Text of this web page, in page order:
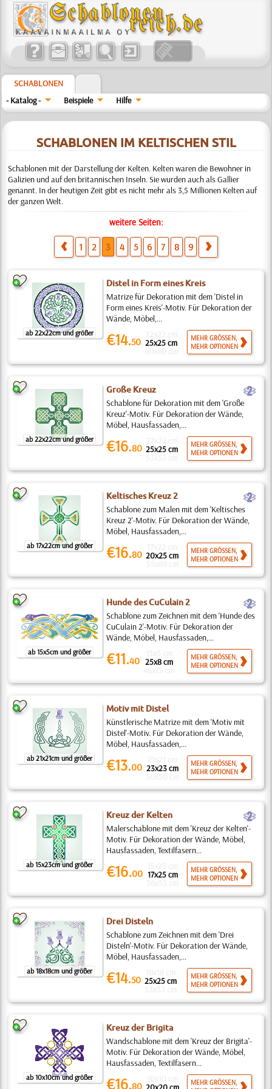
SCHABLONEN
- Katalog -
Beispiele Hilfe
SCHABLONEN IM KELTISCHEN STIL
Schablonen mit der Darstellung der Kelten. Kelten waren die Bewohner in
Galizien und auf den britannischen Inseln. Sie wurden auch als Gallier
genannt. In der heutigen Zeit gibt es nicht mehr als 3,5 Millionen Kelten auf
der ganzen Welt.
weitere Seiten:
1 2 3 4 5 6 7 8 9
ab 22x22cm und größer
Distel in Form eines Kreis
Matrize für Dekoration mit dem 'Distel in
Form eines Kreis'-Motiv. Für Dekoration der
Wände, Möbel,...
€14.50 25x25 cm
MEHR GRÖSSEN,
MEHR OPTIONEN
ab 22x22cm und größer
Große Kreuz b
Schablone für Dekoration mit dem 'Große
Kreuz'-Motiv. Für Dekoration der Wände,
Möbel, Hausfassaden,...
€16.80 25x25 cm
MEHR GRÖSSEN,
MEHR OPTIONEN
ab 17x22cm und größer
Keltisches Kreuz 2 b
Schablone zum Malen mit dem 'Keltisches
Kreuz 2'-Motiv. Für Dekoration der Wände,
Möbel, Hausfassaden,...
€16.80 20x25 cm
MEHR GRÖSSEN,
MEHR OPTIONEN
ab 15x5cm und größer
Hunde des CuCulain 2 b
Schablone zum Zeichnen mit dem 'Hunde des
CuCulain 2'-Motiv. Für Dekoration der
Wände, Möbel, Hausfassaden,...
€11.40 25x8 cm
MEHR GRÖSSEN,
MEHR OPTIONEN
ab 21x21cm und größer
Motiv mit Distel
Künstlerische Matrize mit dem 'Motiv mit
Distel'-Motiv. Für Dekoration der Wände,
Möbel, Hausfassaden,...
€13.00 23x23 cm
MEHR GRÖSSEN,
MEHR OPTIONEN
ab 15x23cm und größer
Kreuz der Kelten b
Malerschablone mit dem 'Kreuz der Kelten'-
Motiv. Für Dekoration der Wände, Möbel,
Hausfassaden, Textilfasern...
€16.00 17x25 cm
MEHR GRÖSSEN,
MEHR OPTIONEN
ab 18x18cm und größer
Drei Disteln
Schablone zum Zeichnen mit dem 'Drei
Disteln'-Motiv. Für Dekoration der Wände,
Möbel, Hausfassaden,...
€14.50 25x25 cm
MEHR GRÖSSEN,
MEHR OPTIONEN
ab 10x10cm und größer
Kreuz der Brigita
Wandschablone mit dem 'Kreuz der Brigita'-
Motiv. Für Dekoration der Wände, Möbel,
Hausfassaden, Textilfasern...
€16.80
MEHR GRÖSSEN,